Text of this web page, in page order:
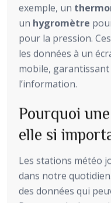
exemple, un
un hygromètre
pour la pression.
les données à un
mobile,
l’information.
Pourquoi
elle si
Les stations météo
dans notre
des données qui